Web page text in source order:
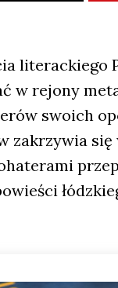
lite­rac­kie­go
w rejo­ny
swo­ich
się